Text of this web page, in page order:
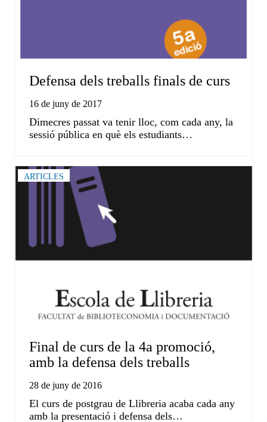
Defensa dels treballs finals de curs
16 de juny de 2017
Dimecres passat va tenir lloc, com cada any, la
sessió pública en què els estudiants…
ARTICLES
Final de curs de la 4a promoció,
amb la defensa dels treballs
28 de juny de 2016
El curs de postgrau de Llibreria acaba cada any
amb la presentació i defensa dels…